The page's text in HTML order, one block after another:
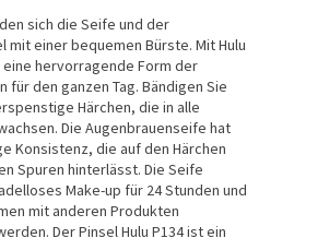
sich die Seife und der
mit einer bequemen Bürste. Mit Hulu
eine hervorragende Form der
für den ganzen Tag. Bändigen Sie
Härchen, die in alle
Die Augenbrauenseife hat
Konsistenz, die auf den Härchen
Spuren hinterlässt. Die Seife
Make-up für 24 Stunden und
mit anderen Produkten
Der Pinsel Hulu P134 ist ein